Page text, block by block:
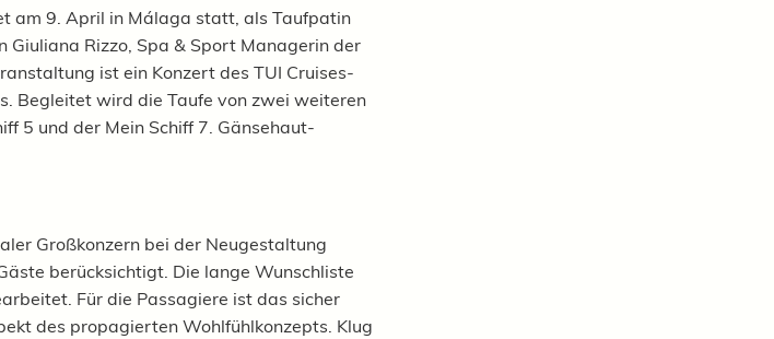
am 9. April in Málaga statt, als Taufpatin
Rizzo, Spa & Sport Managerin der
ist ein Konzert des TUI Cruises-
Begleitet wird die Taufe von zwei weiteren
5 und der Mein Schiff 7. Gänsehaut-
Großkonzern bei der Neugestaltung
berücksichtigt. Die lange Wunschliste
Für die Passagiere ist das sicher
des propagierten Wohlfühlkonzepts. Klug